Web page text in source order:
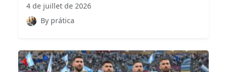
4 de juillet de 2026
By prática